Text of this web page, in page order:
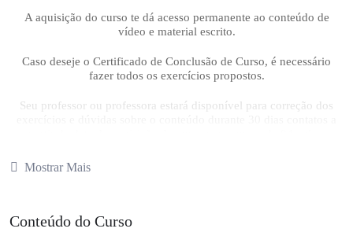
A aquisição do curso te dá acesso permanente ao conteúdo de
vídeo e material escrito.
Caso deseje o Certificado de Conclusão de Curso, é necessário
fazer todos os exercícios propostos.
Seu professor ou professora estará disponível para correção dos
Seu professor ou professora estará disponível para correção dos
Mostrar Mais
Conteúdo do Curso